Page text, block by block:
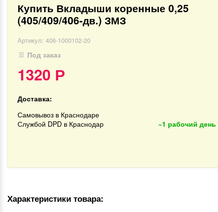
Купить Вкладыши коренные 0,25
(405/409/406-дв.) ЗМЗ
Артикул: 406-1000102-20
Под заказ
1320 Р
Доставка:
Самовывоз в Краснодаре
Службой DPD в Краснодар
~1 рабочий день
Характеристики товара: